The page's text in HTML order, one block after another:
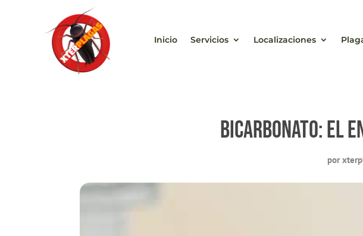
Inicio Servicios Localizaciones
Bicarbonato: el
por